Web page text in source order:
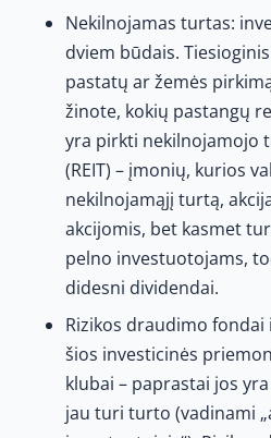
Nekilnojamas turtas:
dviem būdais.
pastatų ar žemės
žinote, kokių pastangų
yra pirkti nekilnojamojo
(REIT) – įmonių, kurios
nekilnojamąjį turtą,
akcijomis, bet kasmet
pelno investuotojams,
didesni dividendai.
Rizikos draudimo
šios investicinės
klubai – paprastai jos
jau turi turto (vadinami